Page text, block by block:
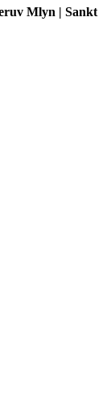
Mlyn | Sankt